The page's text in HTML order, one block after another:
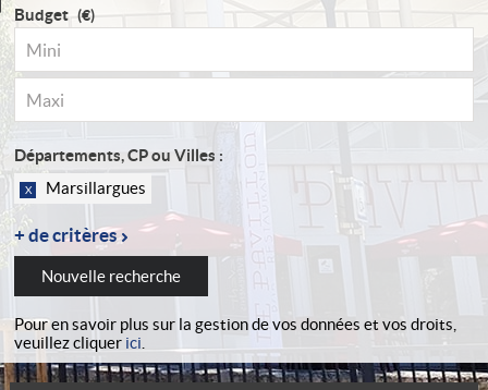
Budget (€)
Départements, CP ou Villes :
X Marsillargues
Nouvelle recherche
Pour en savoir plus sur la gestion de vos données et vos droits,
veuillez cliquer ici